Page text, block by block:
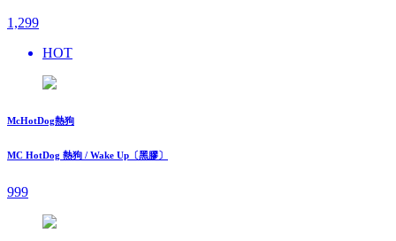
1,299
HOT
McHotDog熱狗
MC HotDog 熱狗 / Wake Up〔黑膠〕
999